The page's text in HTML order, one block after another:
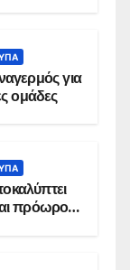
για
ομάδες
πρόωρου